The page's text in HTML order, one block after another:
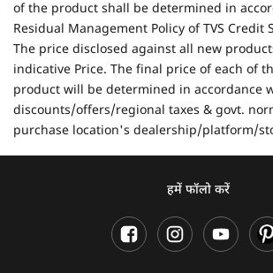
of the product shall be determined in
Residual Management Policy of TVS Credit
The price disclosed against all new
indicative Price. The final price of each of
product will be determined in accordance
discounts/offers/regional taxes & govt.
purchase location's dealership/platform/
हमें फॉलो करें